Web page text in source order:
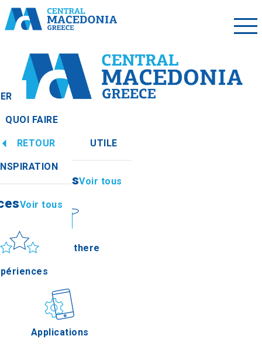
QUOI FAIRE
RETOUR UTILE
Voir tous
How to get there
Applications
Voir tous